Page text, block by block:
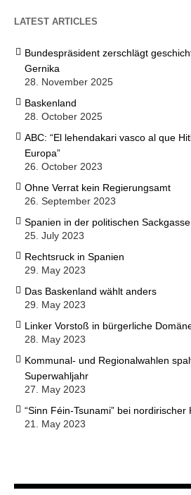
LATEST ARTICLES
Bundespräsident zerschlägt
Gernika
28. November 2025
Baskenland
28. October 2025
ABC: “El lehendakari vasco al que
Europa”
26. October 2023
Ohne Verrat kein Regierungsamt
26. September 2023
Spanien in der politischen Sackgasse
25. July 2023
Rechtsruck in Spanien
29. May 2023
Das Baskenland wählt anders
29. May 2023
Linker Vorstoß in bürgerliche
28. May 2023
Kommunal- und Regionalwahlen
Superwahljahr
27. May 2023
“Sinn Féin-Tsunami” bei nordirischer
21. May 2023